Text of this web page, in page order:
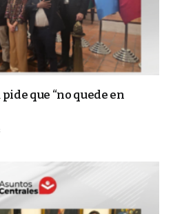
que “no quede en